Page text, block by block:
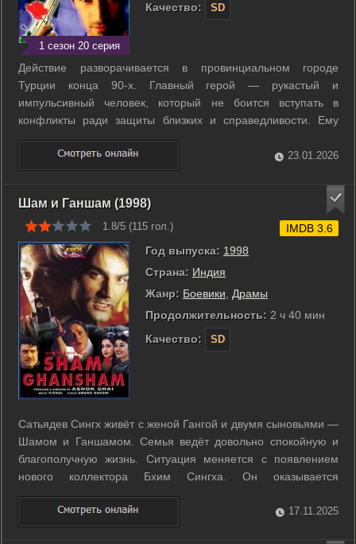
1 сезон 20 серия
Качество:
SD
Действие разворачивается в провинциальном городе
Турции конца 90-х. Главный герой — рукастый и
импульсивный человек, который не боится вступать в
конфликты ради защиты близких и справедливости. Ему
приходится сталкиваться с криминалом,
коррумпированными структурами и давними семейными
тайнами. На фоне напряжённых разборок герою
23.01.2026
Шам и Ганшам (1998)
1.8/5 (115 гол.)
Год выпуска: 1998
Страна: Индия
Жанр: Боевики
Драмы
Продолжительность: 2 ч 40 мин
Качество:
SD
IMDB 3.6
Сатьядeв Сингх живёт с женой Гангой и двумя сыновьями —
Шамом и Ганшамом. Семья ведёт довольно спокойную и
благополучную жизнь. Ситуация меняется с появлением
нового коллектора Бхим Сингха. Он оказывается
коррумпированным и приносит неприятности в их район.
Жизнь семьи сходит на нет под давлением новых реалий.
Им предстоит справляться с ...
17.11.2025